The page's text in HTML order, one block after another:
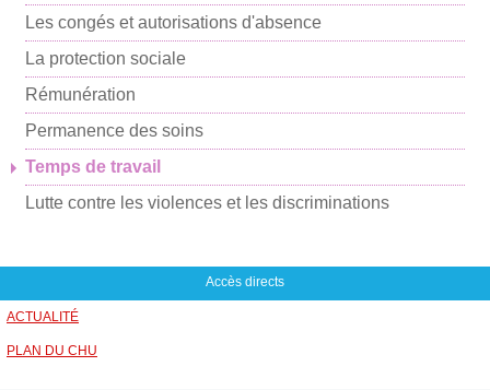
a
r
m
Les congés et autorisations d'absence
La protection sociale
Rémunération
Permanence des soins
Temps de travail
Lutte contre les violences et les discriminations
Accès directs
ACTUALITÉ
PLAN DU CHU